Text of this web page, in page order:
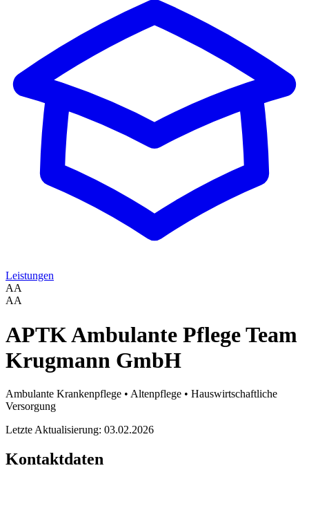
Leistungen
AA
AA
APTK Ambulante Pflege Team
Krugmann GmbH
Ambulante Krankenpflege • Altenpflege • Hauswirtschaftliche
Versorgung
Letzte Aktualisierung: 03.02.2026
Kontaktdaten